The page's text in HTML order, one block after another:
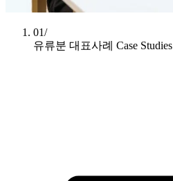
01/
유류분 대표사례 Case Studies